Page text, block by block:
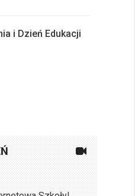
i Dzień Edukacji